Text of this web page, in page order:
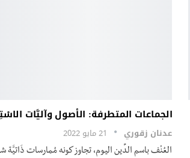
الجماعات المتطرفة: الأصول وآليَّات
عدنان زقوري 21 مايو 2022
العُنْف باسم الدِّين اليوم، تجاوز كونه مُمارسات ذَاتيَّة